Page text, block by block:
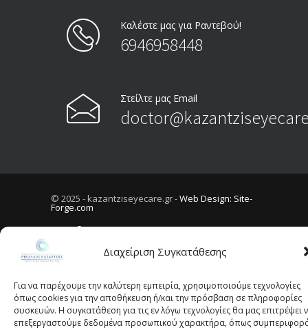
Διαχείριση Συγκατάθεσης
Για να παρέχουμε την καλύτερη εμπειρία, χρησιμοποιούμε τεχνολογίες
όπως cookies για την αποθήκευση ή/και την πρόσβαση σε πληροφορίες
συσκευών. Η συγκατάθεση για τις εν λόγω τεχνολογίες θα μας επιτρέψει
επεξεργαστούμε δεδομένα προσωπικού χαρακτήρα, όπως
Καλέστε μας για Ραντεβού!
6946958448
Στείλτε μας Email
© 2025 - kazantziseyecare.gr -Web Design: Site-
Forge.com
Πολιτική Απορρήτου Όροι Χρήσης